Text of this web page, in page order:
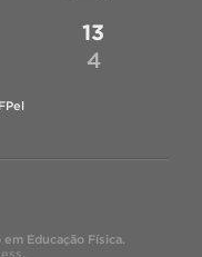
13
4
Educação Física.
.